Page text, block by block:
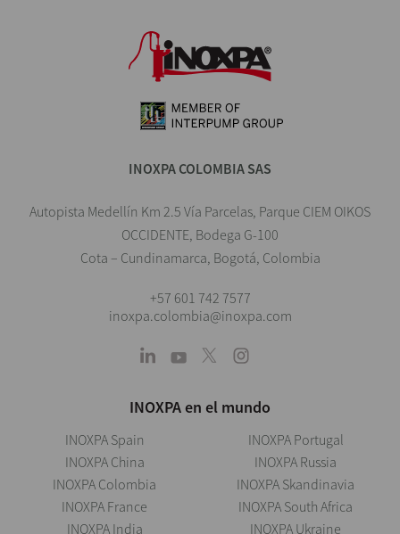
INOXPA COLOMBIA SAS
Autopista Medellín Km 2.5 Vía Parcelas, Parque CIEM OIKOS
OCCIDENTE, Bodega G-100
Cota – Cundinamarca, Bogotá, Colombia
+57 601 742 7577
inoxpa.colombia@inoxpa.com
INOXPA en el mundo
INOXPA Spain
INOXPA China
INOXPA Colombia
INOXPA France
INOXPA India
INOXPA Portugal
INOXPA Russia
INOXPA Skandinavia
INOXPA South Africa
INOXPA Ukraine